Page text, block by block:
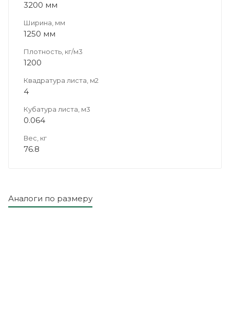
3200 мм
Ширина, мм
1250 мм
Плотность, кг/м3
1200
Квадратура листа, м2
4
Кубатура листа, м3
0.064
Вес, кг
76.8
Аналоги по размеру